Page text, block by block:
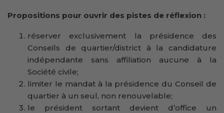
Propositions pour ouvrir des pistes de réflexion :
réserver exclusivement la présidence des
Conseils de quartier/district à la candidature
indépendante sans affiliation aucune à la
Société civile;
limiter le mandat à la présidence du Conseil de
quartier à un seul, non renouvelable;
le président sortant devient d’office un